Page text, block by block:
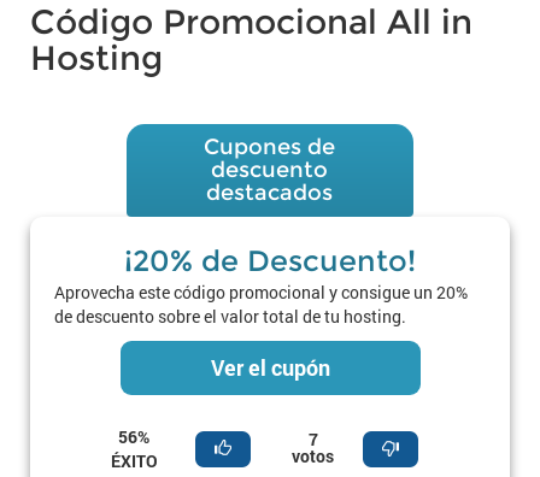
Código Promocional All in
Hosting
Cupones de
descuento
destacados
¡20% de Descuento!
Aprovecha este código promocional y consigue un 20%
de descuento sobre el valor total de tu hosting.
Ver el cupón
56%
ÉXITO
7
votos